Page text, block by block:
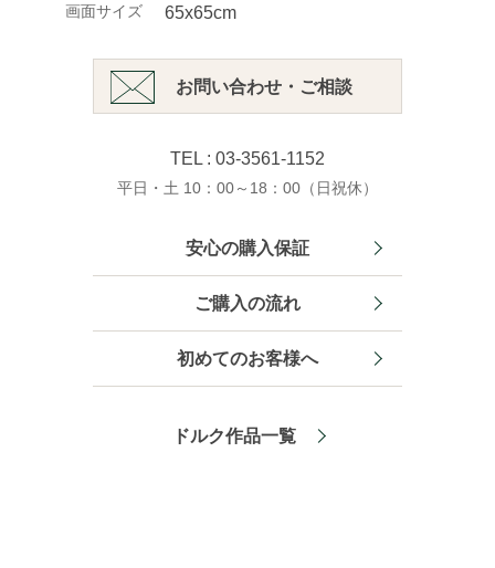
画面サイズ 65x65cm
お問い合わせ・ご相談
TEL : 03-3561-1152
平日・土 10：00～18：00（日祝休）
安心の購入保証
ご購入の流れ
初めてのお客様へ
ドルク作品一覧